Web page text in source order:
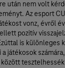
után nem volt
Az esport
vonz, évről
pozitív
is különleges
játékosok